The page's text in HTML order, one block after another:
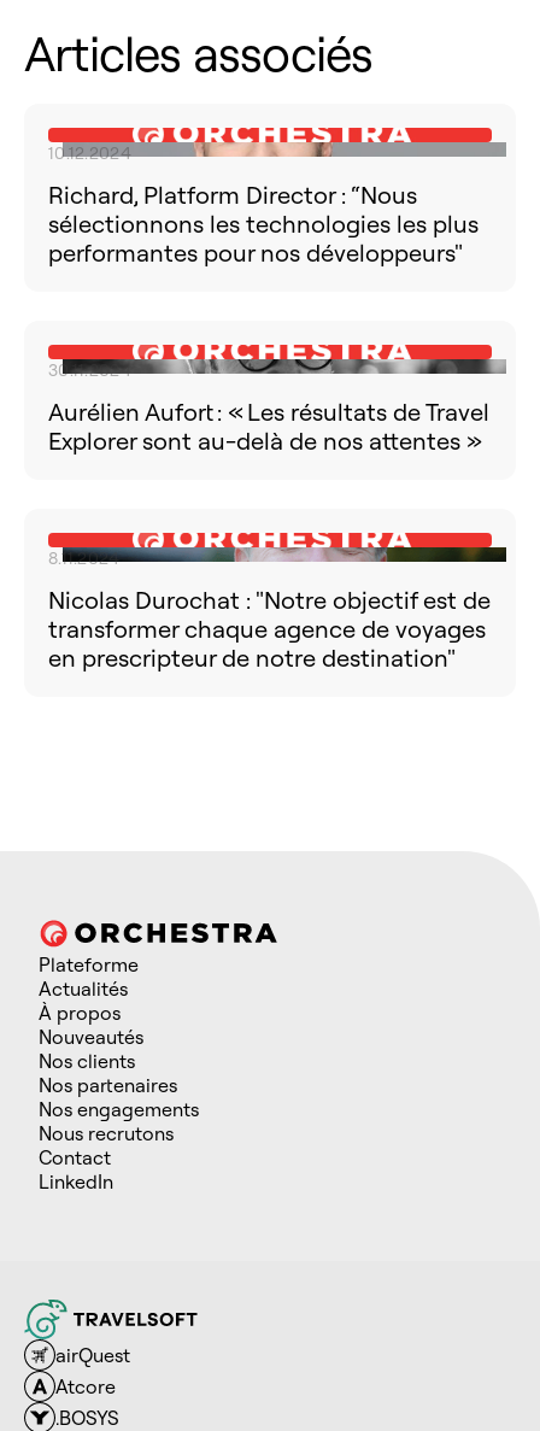
Articles associés
10.12.2024
Richard, Platform Director : “Nous
sélectionnons les technologies les plus
performantes pour nos développeurs"
30.11.2024
Aurélien Aufort : « Les résultats de Travel
Explorer sont au-delà de nos attentes »
8.11.2024
Nicolas Durochat : "Notre objectif est de
transformer chaque agence de voyages
en prescripteur de notre destination"
Plateforme
Actualités
À propos
Nouveautés
Nos clients
Nos partenaires
Nos engagements
Nous recrutons
Contact
LinkedIn
airQuest
Atcore
.BOSYS